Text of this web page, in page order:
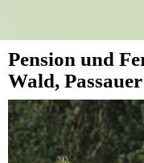
Pension und
Wald,